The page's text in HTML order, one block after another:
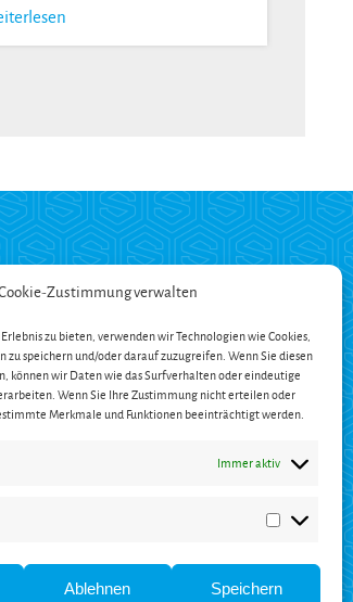
Zustimmung verwalten
zu bieten, verwenden wir Technologien wie Cookies,
speichern und/oder darauf zuzugreifen. Wenn Sie diesen
können wir Daten wie das Surfverhalten oder eindeutige
Wenn Sie Ihre Zustimmung nicht erteilen oder
Merkmale und Funktionen beeinträchtigt werden.
Immer aktiv
Marketing
Ablehnen Speichern
ZAHLUNG